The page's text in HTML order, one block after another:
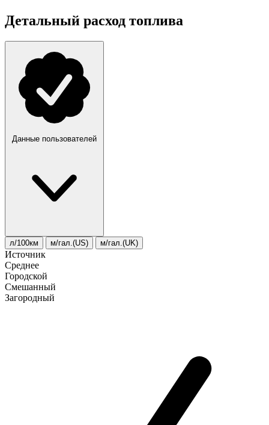
Детальный расход топлива
Данные пользователей
л/100км м/гал.(US) м/гал.(UK)
Источник
Среднее
Городской
Смешанный
Загородный